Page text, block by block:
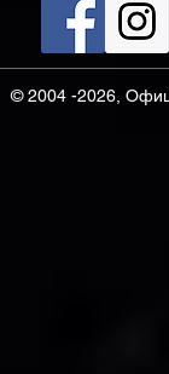
© 2004 -2026,